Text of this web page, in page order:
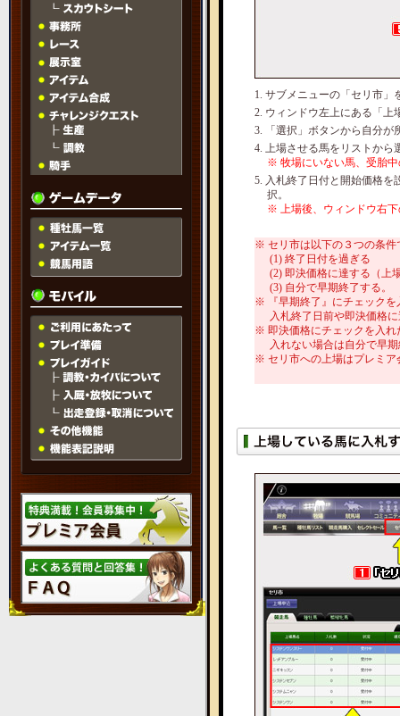
1. サブメニューの「セリ市
2. ウィンドウ左上にある「上
3. 「選択」ボタンから自分が
4. 上場させる馬をリストから
※ 牧場にいない馬、受胎
5. 入札終了日付と開始価格を
択。
※ 上場後、ウィンドウ右
※ セリ市は以下の３つの条件
(1) 終了日付を過ぎる
(2) 即決価格に達する（上
(3) 自分で早期終了する。
※ 『早期終了』にチェックを
入札終了日前や即決価格
※ 即決価格にチェックを入れ
入れない場合は自分で早
※ セリ市への上場はプレミア